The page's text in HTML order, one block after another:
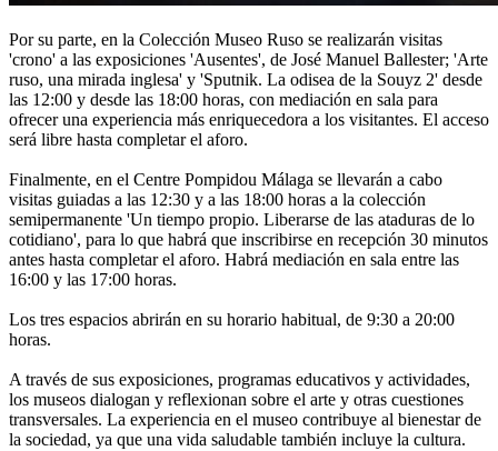
Por su parte, en la Colección Museo Ruso se realizarán visitas
'crono' a las exposiciones 'Ausentes', de José Manuel Ballester; 'Arte
ruso, una mirada inglesa' y 'Sputnik. La odisea de la Souyz 2' desde
las 12:00 y desde las 18:00 horas, con mediación en sala para
ofrecer una experiencia más enriquecedora a los visitantes. El acceso
será libre hasta completar el aforo.
Finalmente, en el Centre Pompidou Málaga se llevarán a cabo
visitas guiadas a las 12:30 y a las 18:00 horas a la colección
semipermanente 'Un tiempo propio. Liberarse de las ataduras de lo
cotidiano', para lo que habrá que inscribirse en recepción 30 minutos
antes hasta completar el aforo. Habrá mediación en sala entre las
16:00 y las 17:00 horas.
Los tres espacios abrirán en su horario habitual, de 9:30 a 20:00
horas.
A través de sus exposiciones, programas educativos y actividades,
los museos dialogan y reflexionan sobre el arte y otras cuestiones
transversales. La experiencia en el museo contribuye al bienestar de
la sociedad, ya que una vida saludable también incluye la cultura.